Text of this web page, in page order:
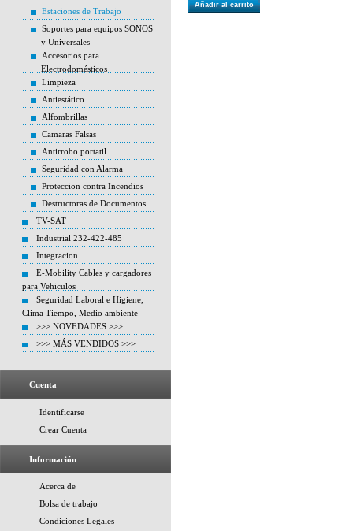
Estaciones de Trabajo
Soportes para equipos SONOS
y Universales
Accesorios para
Electrodomésticos
Limpieza
Antiestático
Alfombrillas
Camaras Falsas
Antirrobo portatil
Seguridad con Alarma
Proteccion contra Incendios
Destructoras de Documentos
TV-SAT
Industrial 232-422-485
Integracion
E-Mobility Cables y cargadores
para Vehiculos
Seguridad Laboral e Higiene,
Clima Tiempo, Medio ambiente
>>> NOVEDADES >>>
>>> MÁS VENDIDOS >>>
Cuenta
Identificarse
Crear Cuenta
Información
Acerca de
Bolsa de trabajo
Condiciones Legales
Añadir al carrito